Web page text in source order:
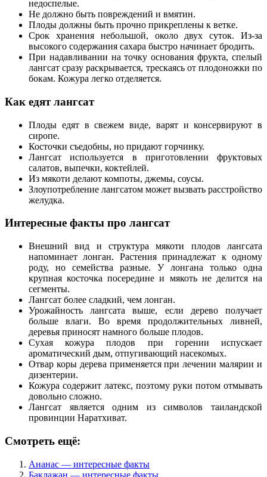
недоспелые.
Не должно быть повреждений и вмятин.
Плоды должны быть прочно прикреплены к ветке.
Срок хранения небольшой, около двух суток. Из-за
высокого содержания сахара быстро начинает бродить.
При надавливании на точку основания фрукта, спелый
лангсат сразу раскрывается, трескаясь от плодоножки по
бокам. Кожура легко отделяется.
Как едят лангсат
Плоды едят в свежем виде, варят и консервируют в
сиропе.
Косточки съедобны, но придают горчинку.
Лангсат используется в приготовлении фруктовых
салатов, выпечки, коктейлей.
Из мякоти делают компоты, джемы, соусы.
Злоупотребление лангсатом может вызвать расстройство
желудка.
Интересные факты про лангсат
Внешний вид и структура мякоти плодов лангсата
напоминает лонган. Растения принадлежат к одному
роду, но семейства разные. У лонгана только одна
крупная косточка посередине и мякоть не делится на
сегменты.
Лангсат более сладкий, чем лонган.
Урожайность лангсата выше, если дерево получает
больше влаги. Во время продолжительных ливней,
деревья приносят намного больше плодов.
Сухая кожура плодов при горении испускает
ароматический дым, отпугивающий насекомых.
Отвар коры дерева применяется при лечении малярии и
дизентерии.
Кожура содержит латекс, поэтому руки потом отмывать
довольно сложно.
Лангсат является одним из символов таиландской
провинции Наратхиват.
Смотреть ещё:
Ананас — интересные факты
Баклажан — интересные факты